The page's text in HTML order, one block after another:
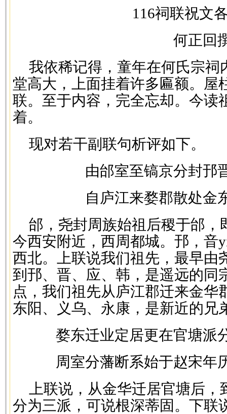
116祠联祝文
何正回
我依稀记得，童年在何氏宗祠
堂高大，上面挂着许多匾额。屋
联。至于内容，完全忘却。今读
着。
现对若干副联句析评如下。
由邰室至镐京分封邘
自庐江来婺郡散处金
邰，尧封周族始祖后稷于邰，
今西安附近，西周都城。邘，音
西北。上联说我们祖先，最早由
到邘、晋、应、韩，是遥远的同
点，我们祖先从庐江郡迁来金华
东阳、义乌、永康，是新近的兄
婺东迁业定居更在官塘派
周室分藩断系始于赵宋年
上联说，从金华迁居官塘后
分为三派，可说根深蒂固。下联